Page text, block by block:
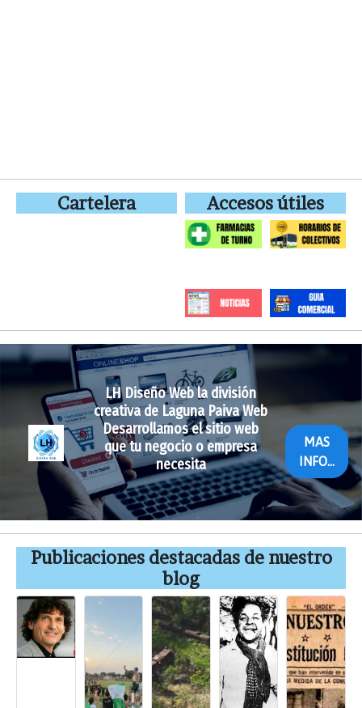
Cartelera Accesos útiles
LH Diseño Web la división
creativa de Laguna Paiva Web
Desarrollamos el sitio web
que tu negocio o empresa
necesita
MAS
INFO...
Publicaciones destacadas de nuestro
blog